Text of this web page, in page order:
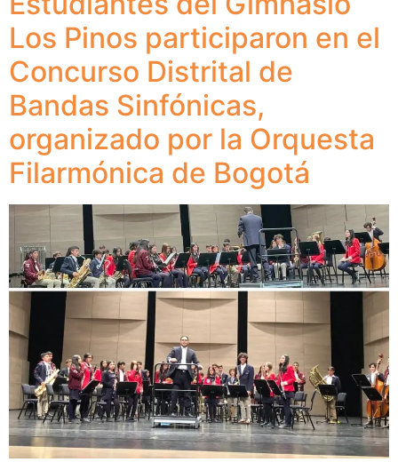
Los Pinos participaron en el
Concurso Distrital de
Bandas Sinfónicas,
organizado por la Orquesta
Filarmónica de Bogotá